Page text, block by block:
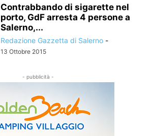
Contrabbando di sigarette nel
porto, GdF arresta 4 persone a
Salerno,...
Redazione Gazzetta di Salerno -
13 Ottobre 2015
- pubblicità -